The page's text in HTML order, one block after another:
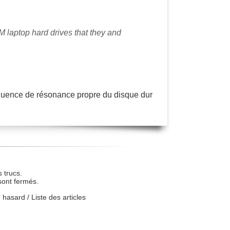
laptop hard drives that they and
de résonance propre du disque dur
trucs.
fermés.
hasard / Liste des articles